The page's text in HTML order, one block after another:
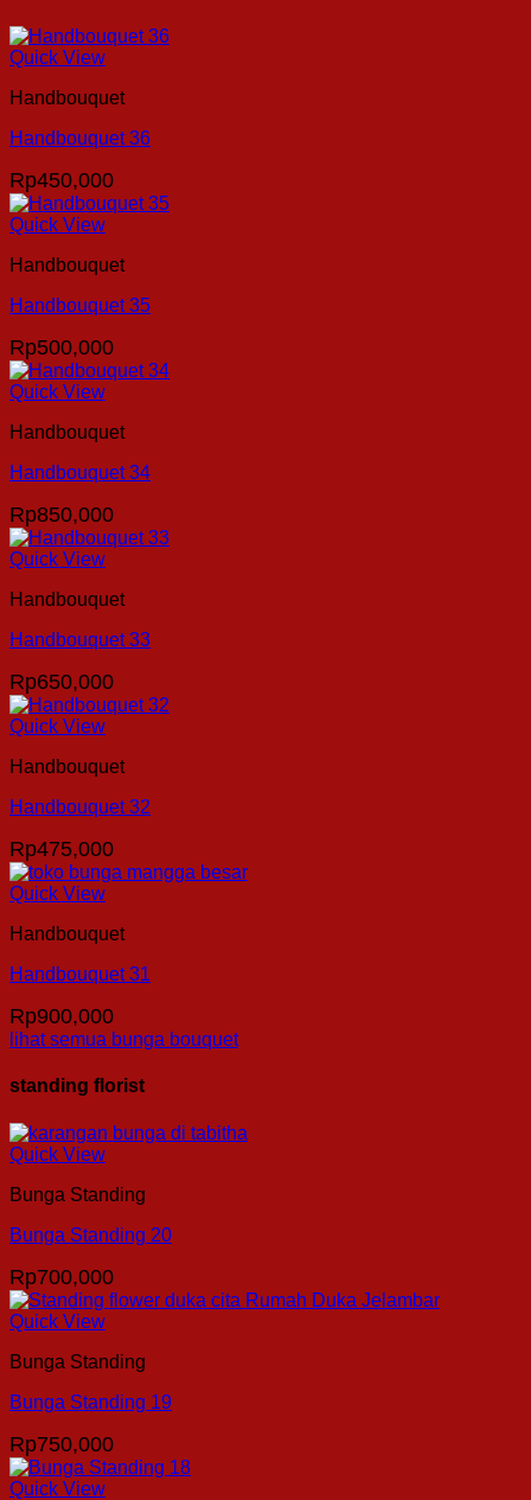
Quick View
Handbouquet
Handbouquet 36
Rp450,000
Quick View
Handbouquet
Handbouquet 35
Rp500,000
Quick View
Handbouquet
Handbouquet 34
Rp850,000
Quick View
Handbouquet
Handbouquet 33
Rp650,000
Quick View
Handbouquet
Handbouquet 32
Rp475,000
Quick View
Handbouquet
Handbouquet 31
Rp900,000
lihat semua bunga bouquet
standing florist
Quick View
Bunga Standing
Bunga Standing 20
Rp700,000
Quick View
Bunga Standing
Bunga Standing 19
Rp750,000
Quick View